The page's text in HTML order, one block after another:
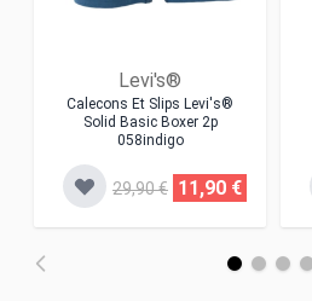
Levi's®
Calecons Et Slips Levi's®
Solid Basic Boxer 2p
058indigo
29,90 € 11,90 €